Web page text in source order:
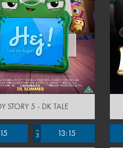
STORY 5 - DK TALE
Sal 5 13:15